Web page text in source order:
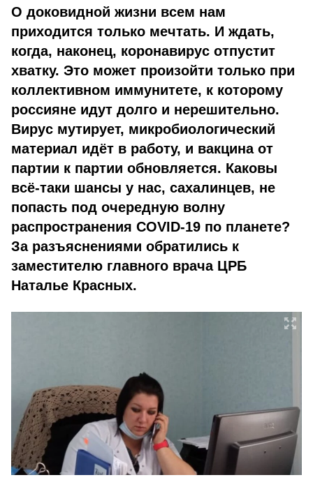
О доковидной жизни всем нам
приходится только мечтать. И ждать,
когда, наконец, коронавирус отпустит
хватку. Это может произойти только при
коллективном иммунитете, к которому
россияне идут долго и нерешительно.
Вирус мутирует, микробиологический
материал идёт в работу, и вакцина от
партии к партии обновляется. Каковы
всё-таки шансы у нас, сахалинцев, не
попасть под очередную волну
распространения COVID-19 по планете?
За разъяснениями обратились к
заместителю главного врача ЦРБ
Наталье Красных.